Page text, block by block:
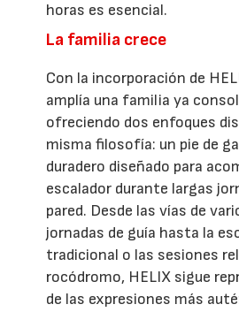
horas es esencial.
La familia crece
Con la incorporación de
amplía una familia ya
ofreciendo dos enfoques
misma filosofía: un pie de
duradero diseñado para
escalador durante largas
pared. Desde las vías de
jornadas de guía hasta la
tradicional o las sesiones
rocódromo, HELIX sigue
de las expresiones más